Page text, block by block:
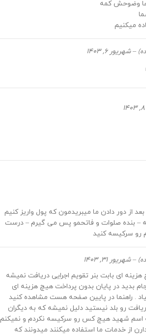
وضوحش کمه
میکنیم
– شهریور 6, 1403
از دور دادن ما میبریدمون که پول واریز کنیم
– بنده صلوات و فاتحمو پس می گیرم – درست
سرکیسه کنید
– شهریور 31, 1403
ای بابت بنر تقویم اجرایی دریافت نمیشه
بدید در پایان بدون پرداخت هیچ هزینه ای
. راهنما در پایین صفحه هست مشاهده کنید
رو بلد نیستید دلیل نمیشه که به دیگران
اسم شهید هیچ کس رو سرکیسه نکردم و نمیکنم
از خدمات ما استفاده میکنند میدونند که